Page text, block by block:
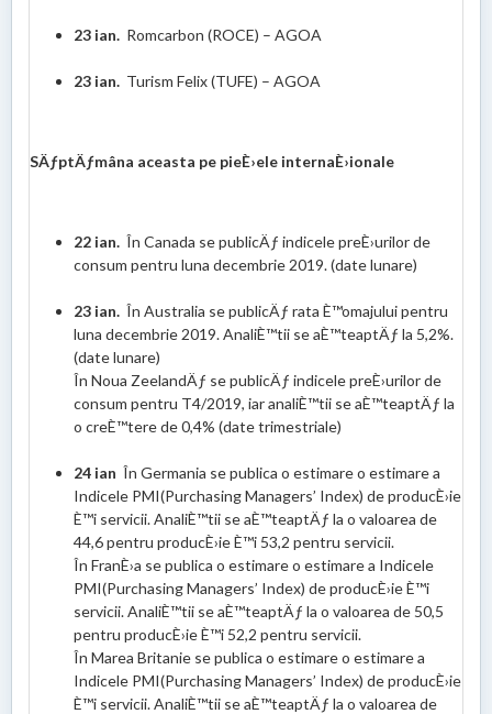
23 ian. Romcarbon (ROCE) – AGOA
23 ian. Turism Felix (TUFE) – AGOA
SÄƒptÄƒmâna aceasta pe pieÈ›ele internaÈ›ionale
22 ian. În Canada se publicÄƒ indicele preÈ›urilor de
consum pentru luna decembrie 2019. (date lunare)
23 ian. În Australia se publicÄƒ rata È™omajului pentru
luna decembrie 2019. AnaliÈ™tii se aÈ™teaptÄƒ la 5,2%.
(date lunare)
În Noua ZeelandÄƒ se publicÄƒ indicele preÈ›urilor de
consum pentru T4/2019, iar analiÈ™tii se aÈ™teaptÄƒ la
o creÈ™tere de 0,4% (date trimestriale)
24 ian În Germania se publica o estimare o estimare a
Indicele PMI(Purchasing Managers’ Index) de producÈ›ie
È™i servicii. AnaliÈ™tii se aÈ™teaptÄƒ la o valoarea de
44,6 pentru producÈ›ie È™i 53,2 pentru servicii.
În FranÈ›a se publica o estimare o estimare a Indicele
PMI(Purchasing Managers’ Index) de producÈ›ie È™i
servicii. AnaliÈ™tii se aÈ™teaptÄƒ la o valoarea de 50,5
pentru producÈ›ie È™i 52,2 pentru servicii.
În Marea Britanie se publica o estimare o estimare a
Indicele PMI(Purchasing Managers’ Index) de producÈ›ie
È™i servicii. AnaliÈ™tii se aÈ™teaptÄƒ la o valoarea de